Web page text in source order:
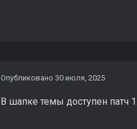
Опубликовано 30 июля, 2025
В шапке темы доступен патч